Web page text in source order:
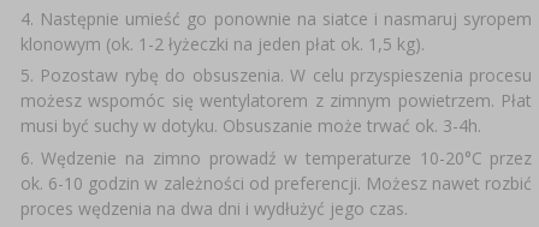
KULTURY BAKTERII
LITERATURA WĘDLINIARSTWO
AROMATY DYMU WĘDZARNICZEGO
BUTELKI ›
GĄSIORY ›
REGAŁY
ETYKIETY
BADANIA ALKOHOLU
LITERATURA
MOTORYZACJA
Następnie umieść go ponownie na siatce i nasmaruj syropem
klonowym (ok. 1-2 łyżeczki na jeden płat ok. 1,5 kg).
Pozostaw rybę do obsuszenia. W celu przyspieszenia procesu
możesz wspomóc się wentylatorem z zimnym powietrzem. Płat
musi być suchy w dotyku. Obsuszanie może trwać ok. 3-4h.
Wędzenie na zimno prowadź w temperaturze 10-20°C przez
ok. 6-10 godzin w zależności od preferencji. Możesz nawet rozbić
proces wędzenia na dwa dni i wydłużyć jego czas.